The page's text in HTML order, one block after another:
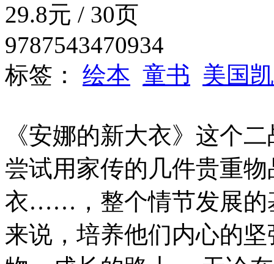
29.8元 / 30页
9787543470934
标签： 绘本 童书 美国
《安娜的新大衣》这个
尝试用家传的几件贵重
衣……，整个情节发展的
来说，培养他们内心的